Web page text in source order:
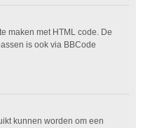
maken met HTML code. De
is ook via BBCode
kunnen worden om een